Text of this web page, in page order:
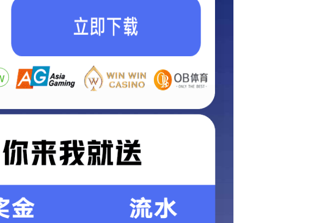
UH OH! 页面丢失
您所寻找的页面不存在。你可以点击下面的按钮，
返回主页。
页。